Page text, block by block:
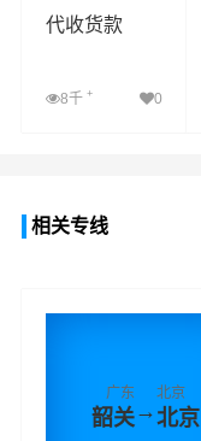
代收货款
8千 + 0
相关专线
广东
韶关→
北京
北京